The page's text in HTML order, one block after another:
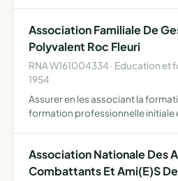
Association Familiale De
Polyvalent Roc Fleuri
RNA W161004334 · Education et
1954
Assurer en les associant la
formation professionnelle initiale
Association Nationale Des
Combattants Et Ami(E)S